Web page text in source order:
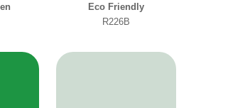
Eco Friendly
R226B